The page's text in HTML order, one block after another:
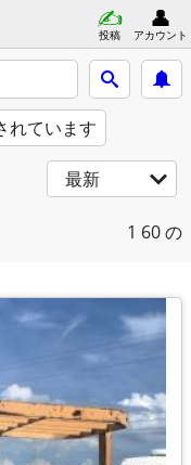
投稿 アカウント
れています
最新
1 60 の